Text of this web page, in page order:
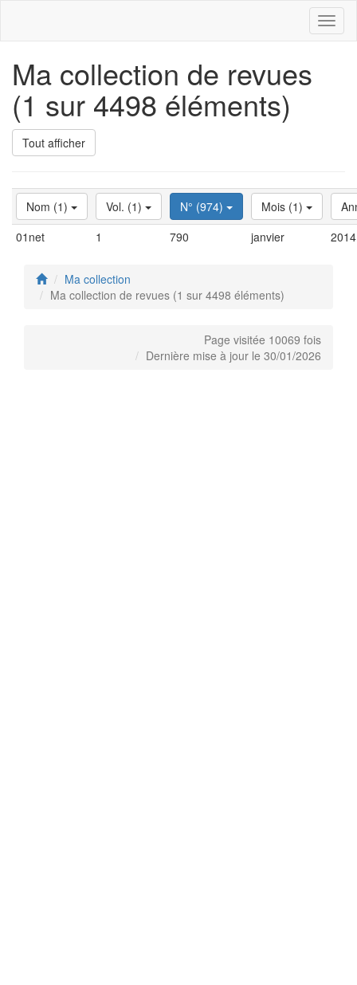
Ma collection de revues
(1 sur 4498 éléments)
Tout afficher
Nom (1) Vol. (1) N° (974) Mois (1)
01net
1 790 janvier 2014
Ma collection
Ma collection de revues (1 sur 4498 éléments)
Page visitée 10069 fois
Dernière mise à jour le 30/01/2026